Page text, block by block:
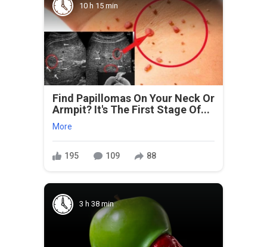
10 h 15 min
Find Papillomas On Your Neck Or
Armpit? It's The First Stage Of...
More
195 109 88
3 h 38 min